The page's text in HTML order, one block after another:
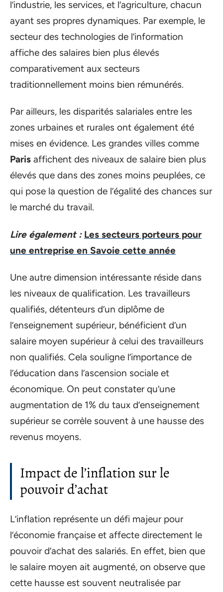
l’industrie, les services, et l’agriculture, chacun
ayant ses propres dynamiques. Par exemple, le
secteur des technologies de l’information
affiche des salaires bien plus élevés
comparativement aux secteurs
traditionnellement moins bien rémunérés.
Par ailleurs, les disparités salariales entre les
zones urbaines et rurales ont également été
mises en évidence. Les grandes villes comme
Paris affichent des niveaux de salaire bien plus
élevés que dans des zones moins peuplées, ce
qui pose la question de l’égalité des chances sur
le marché du travail.
Lire également : Les secteurs porteurs pour
une entreprise en Savoie cette année
Une autre dimension intéressante réside dans
les niveaux de qualification. Les travailleurs
qualifiés, détenteurs d’un diplôme de
l’enseignement supérieur, bénéficient d’un
salaire moyen supérieur à celui des travailleurs
non qualifiés. Cela souligne l’importance de
l’éducation dans l’ascension sociale et
économique. On peut constater qu’une
augmentation de 1% du taux d’enseignement
supérieur se corrèle souvent à une hausse des
revenus moyens.
Impact de l’inflation sur le
pouvoir d’achat
L’inflation représente un défi majeur pour
l’économie française et affecte directement le
pouvoir d’achat des salariés. En effet, bien que
le salaire moyen ait augmenté, on observe que
cette hausse est souvent neutralisée par